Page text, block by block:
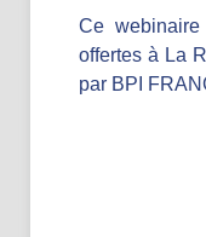
Ce
offertes à La
par BPI